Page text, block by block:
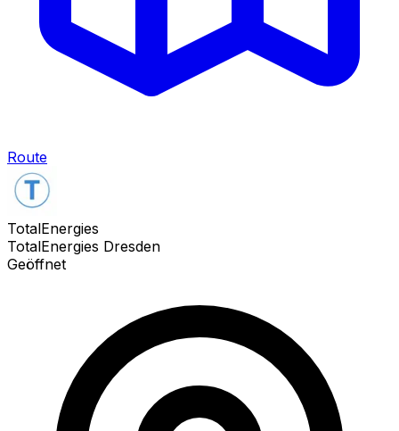
Route
TotalEnergies
TotalEnergies Dresden
Geöffnet